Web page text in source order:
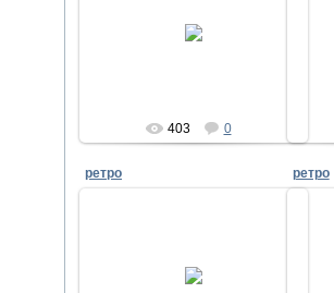
403 0
ретро ретро